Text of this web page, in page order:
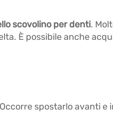
scovolino per denti.
È possibile anche
spostarlo avanti